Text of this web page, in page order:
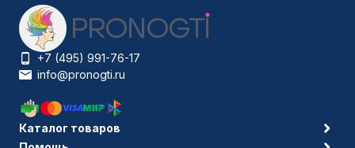
+7 (495) 991-76-17
info@pronogti.ru
Каталог товаров